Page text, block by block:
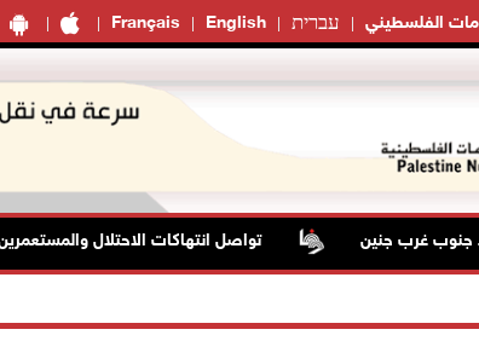
Français English עברית الفلسطيني
غرب جنين تواصل انتهاكات الاحتلال والمستعمرين: